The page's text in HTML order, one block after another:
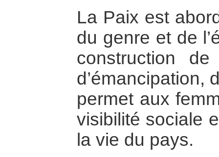
La Paix est
du genre et de
construction
d’émancipation,
permet aux
visibilité sociale
la vie du pays.